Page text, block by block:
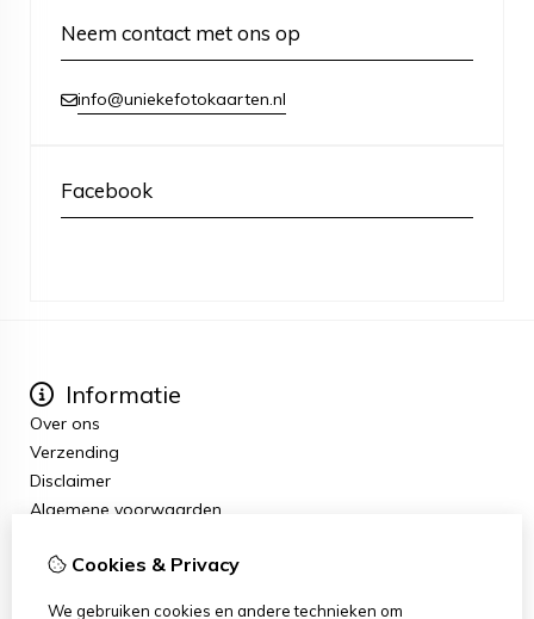
Neem contact met ons op
info@uniekefotokaarten.nl
Facebook
Informatie
Over ons
Verzending
Disclaimer
Algemene voorwaarden
Cadeaubon
Cookies & Privacy
We gebruiken cookies en andere technieken om